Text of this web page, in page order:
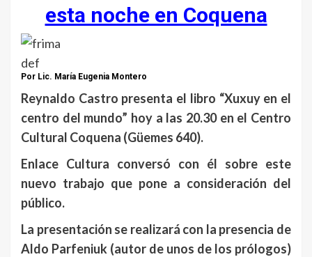
esta noche en Coquena
Por Lic. María Eugenia Montero
Reynaldo Castro presenta el libro “Xuxuy en el
centro del mundo” hoy a las 20.30 en el Centro
Cultural Coquena (Güemes 640).
Enlace Cultura conversó con él sobre este
nuevo trabajo que pone a consideración del
público.
La presentación se realizará con la presencia de
Aldo Parfeniuk (autor de unos de los prólogos)